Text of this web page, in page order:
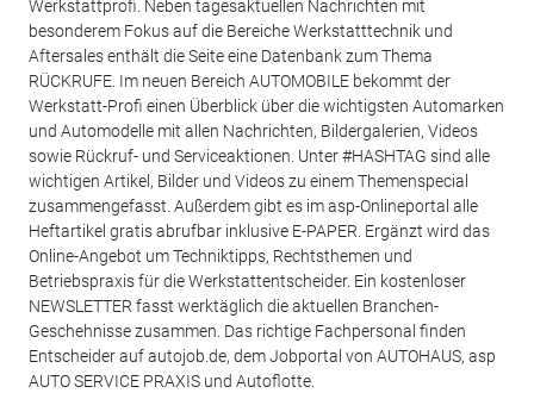
Werkstattprofi. Neben tagesaktuellen Nachrichten mit
besonderem Fokus auf die Bereiche Werkstatttechnik und
Aftersales enthält die Seite eine Datenbank zum Thema
RÜCKRUFE. Im neuen Bereich AUTOMOBILE bekommt der
Werkstatt-Profi einen Überblick über die wichtigsten Automarken
und Automodelle mit allen Nachrichten, Bildergalerien, Videos
sowie Rückruf- und Serviceaktionen. Unter #HASHTAG sind alle
wichtigen Artikel, Bilder und Videos zu einem Themenspecial
zusammengefasst. Außerdem gibt es im asp-Onlineportal alle
Heftartikel gratis abrufbar inklusive E-PAPER. Ergänzt wird das
Online-Angebot um Techniktipps, Rechtsthemen und
Betriebspraxis für die Werkstattentscheider. Ein kostenloser
NEWSLETTER fasst werktäglich die aktuellen Branchen-
Geschehnisse zusammen. Das richtige Fachpersonal finden
Entscheider auf autojob.de, dem Jobportal von AUTOHAUS, asp
AUTO SERVICE PRAXIS und Autoflotte.